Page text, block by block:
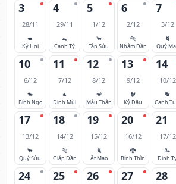
3
28/11
🐖
Kỷ Hợi
4
29/11
🐀
Canh Tý
5
1/12
🐂
Tân Sửu
6
2/12
🐅
Nhâm Dần
7
3/12
🐈
Quý
10
6/12
🐎
Bính Ngọ
11
7/12
🐐
Đinh Mùi
12
8/12
🐒
Mậu Thân
13
9/12
🐓
Kỷ Dậu
14
10/12
🐕
Canh
17
13/12
🐂
Quý Sửu
18
14/12
🐅
Giáp Dần
19
15/12
🐈
Ất Mão
20
16/12
🐉
Bính Thìn
21
17/12
🐍
Đinh
24 25 26 27 28